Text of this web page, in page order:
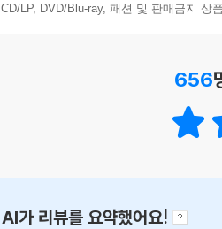
우리 내면의 숨겨진 힘을 잘 활용
는 사람들이 다이어트에 실패하
여야 해’라는 생각에 집중하지 말
루기 위해 우리가 쉽게 적용할 수
LP, DVD/Blu-ray, 패션 및 판매금지 상
656
AI가 리뷰를 요약했어요!